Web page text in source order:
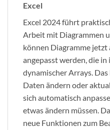
Excel
Excel 2024 führt
Arbeit mit Diagrammen
können Diagramme
angepasst werden, die
dynamischer Arrays.
Daten ändern oder
sich automatisch
etwas ändern müssen.
neue Funktionen zum